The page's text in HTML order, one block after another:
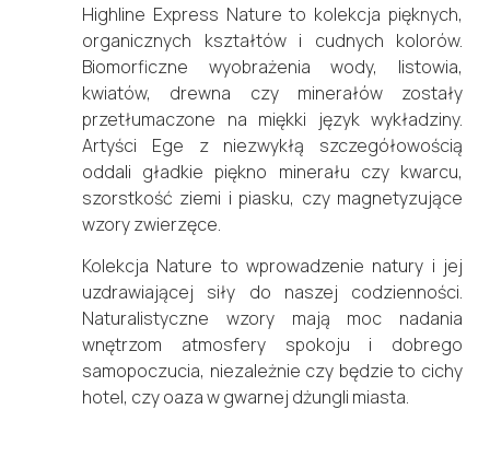
Highline Express Nature to kolekcja pięknych,
organicznych kształtów i cudnych kolorów.
Biomorficzne wyobrażenia wody, listowia,
kwiatów, drewna czy minerałów zostały
przetłumaczone na miękki język wykładziny.
Artyści Ege z niezwykłą szczegółowością
oddali gładkie piękno minerału czy kwarcu,
szorstkość ziemi i piasku, czy magnetyzujące
wzory zwierzęce.
Kolekcja Nature to wprowadzenie natury i jej
uzdrawiającej siły do naszej codzienności.
Naturalistyczne wzory mają moc nadania
wnętrzom atmosfery spokoju i dobrego
samopoczucia, niezależnie czy będzie to cichy
hotel, czy oaza w gwarnej dżungli miasta.